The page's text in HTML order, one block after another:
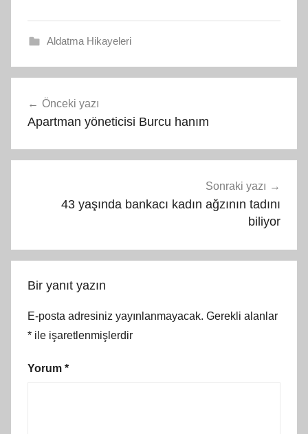
Aldatma Hikayeleri
gezinmesi
Önceki yazı
Apartman yöneticisi Burcu hanım
Sonraki yazı
43 yaşında bankacı kadın ağzının tadını
biliyor
Bir yanıt yazın
E-posta adresiniz yayınlanmayacak. Gerekli alanlar
* ile işaretlenmişlerdir
Yorum *